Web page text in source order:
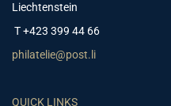
Liechtenstein
T +423 399 44 66
philatelie@post.li
QUICK LINKS